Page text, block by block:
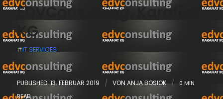
EDVConsulting, Karafiat
KG
#IT SERVICES
PUBLISHED: 13. FEBRUAR 2019 / VON ANJA BOSIOK /
0 MIN
READ